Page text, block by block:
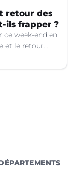
retour des
ils frapper ?
ce week-end en
et le retour